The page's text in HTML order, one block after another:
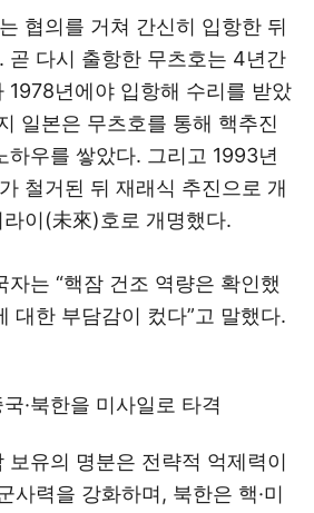
협의를 거쳐 간신히 입항한 뒤
곧 다시 출항한 무츠호는 4년간
1978년에야 입항해 수리를 받았
일본은 무츠호를 통해 핵추진
하우를 쌓았다. 그리고 1993년
철거된 뒤 재래식 추진으로 개
이(未來)호로 개명했다.
자는 “핵잠 건조 역량은 확인했
대한 부담감이 컸다”고 말했다.
·북한을 미사일로 타격
보유의 명분은 전략적 억제력이
사력을 강화하며, 북한은 핵·미